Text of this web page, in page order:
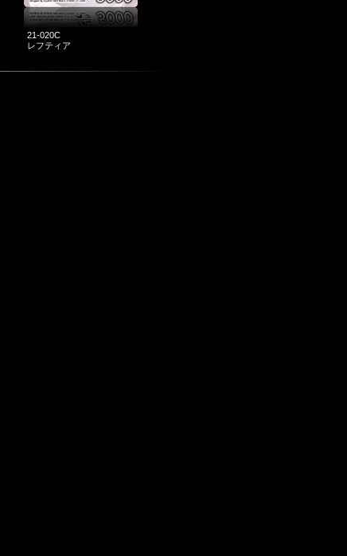
21-020C
レフティア